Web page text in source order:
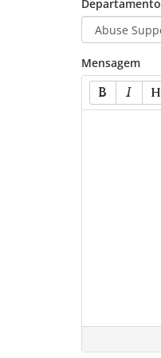
Departamento
Mensagem